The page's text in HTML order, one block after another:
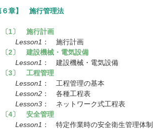
６章】 施行管理法
〔1〕 施行計画
Lesson1 ： 施行計画
〔2〕 建設機械・電気設備
Lesson1 ： 建設機械・電気設備
〔3〕 工程管理
Lesson1 ： 工程管理の基本
Lesson2 ： 各種工程表
Lesson3 ： ネットワーク式工程表
〔4〕 安全管理
Lesson1 ： 特定作業時の安全衛生管理体制